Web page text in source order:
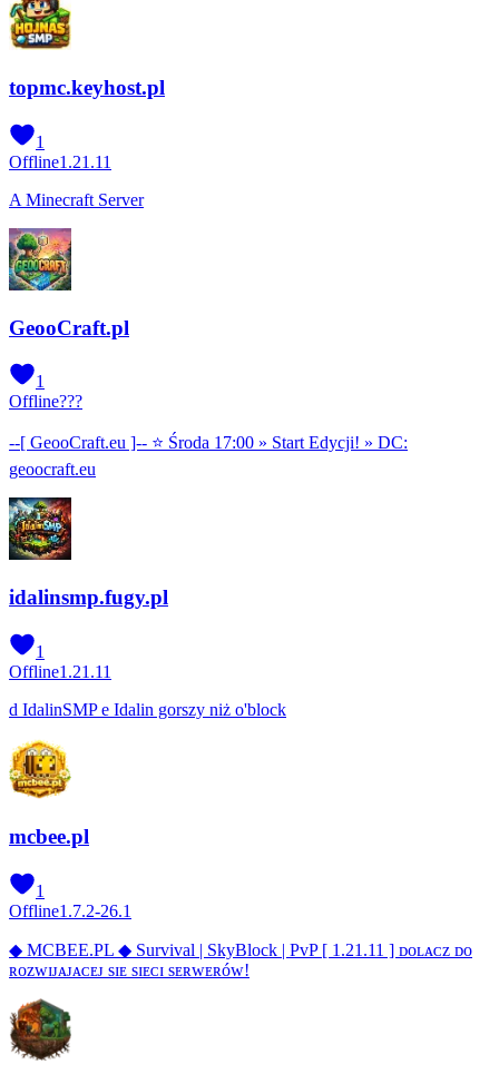
topmc.keyhost.pl
1
Offline1.21.11
A Minecraft Server
GeooCraft.pl
1
Offline???
--[ GeooCraft.eu ]-- ⭐ Środa 17:00 » Start Edycji! » DC:
geoocraft.eu
idalinsmp.fugy.pl
1
Offline1.21.11
d IdalinSMP e Idalin gorszy niż o'block
mcbee.pl
1
Offline1.7.2-26.1
◆ MCBEE.PL ◆ Survival | SkyBlock | PvP [ 1.21.11 ] ᴅᴏʟᴀᴄᴢ ᴅᴏ
ʀᴏᴢᴡɪᴊᴀᴊᴀᴄᴇᴊ sɪᴇ sɪᴇᴄɪ sᴇʀᴡᴇʀóᴡ!